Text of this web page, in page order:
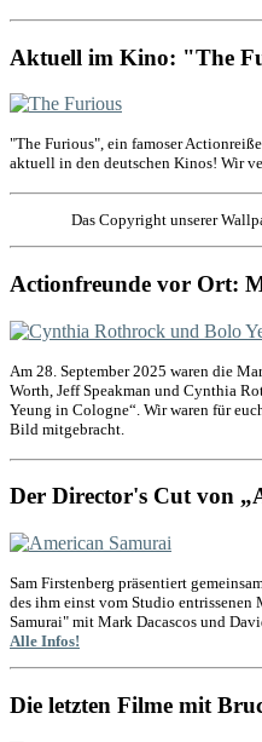
Aktuell im Kino: "The
"The Furious", ein famoser
aktuell in den deutschen Kinos! Wir
Das Copyright unserer
Actionfreunde vor Ort:
Am 28. September 2025 waren die
Worth, Jeff Speakman und Cynthia
Yeung in Cologne“. Wir waren für
Bild mitgebracht.
Der Director's Cut von
Sam Firstenberg präsentiert
des ihm einst vom Studio
Samurai" mit Mark Dacascos und
Alle Infos!
Die letzten Filme mit